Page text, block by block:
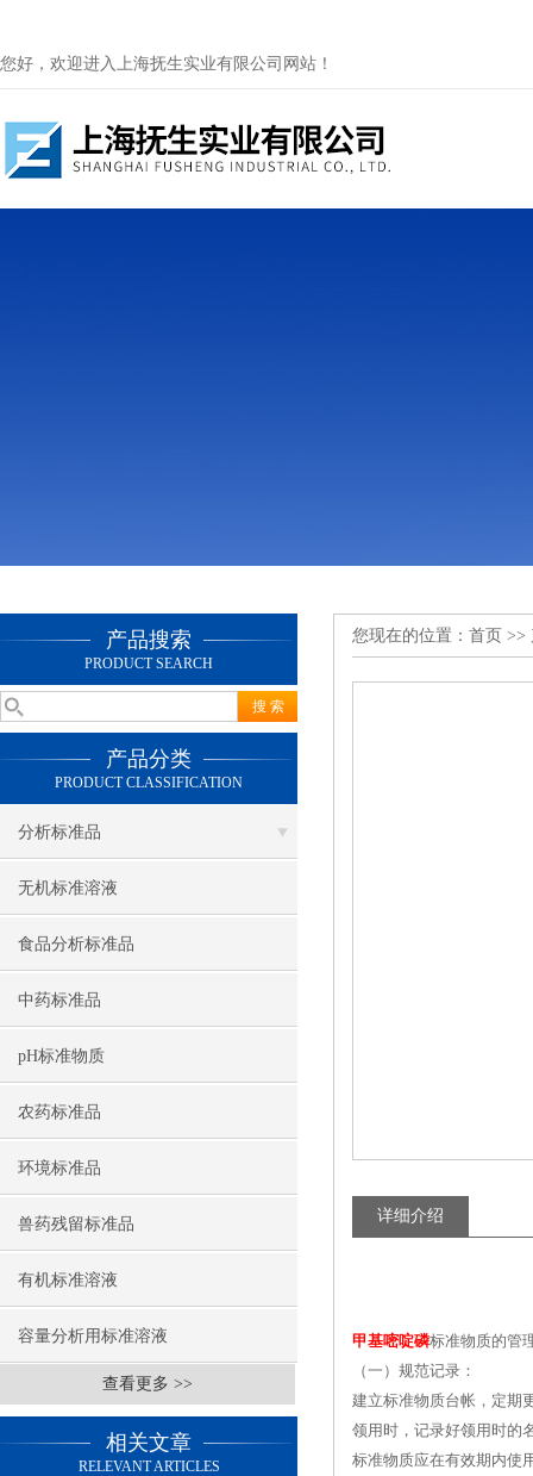
您好，欢迎进入上海抚生实业有限公司网站！
产品搜索
PRODUCT SEARCH
产品分类
PRODUCT CLASSIFICATION
分析标准品
无机标准溶液
食品分析标准品
中药标准品
pH标准物质
农药标准品
环境标准品
兽药残留标准品
有机标准溶液
容量分析用标准溶液
查看更多 >>
相关文章
RELEVANT ARTICLES
您现在的位置： 首页 >>
详细介绍
甲基嘧啶磷标准物质的管
（一）规范记录：
建立标准物质台帐，定期
领用时，记录好领用时的
标准物质应在有效期内使